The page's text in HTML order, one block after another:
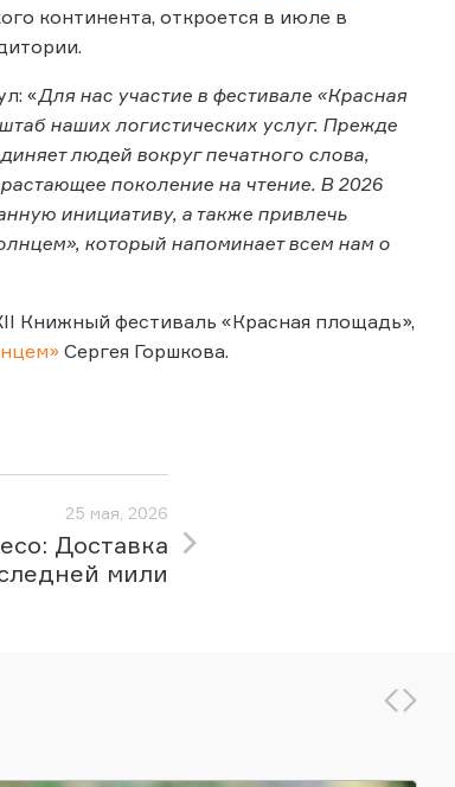
континента, откроется в июле в
«Для нас участие в фестивале «Красная
наших логистических услуг. Прежде
людей вокруг печатного слова,
поколение на чтение. В 2026
инициативу, а также привлечь
который напоминает всем нам о
Книжный фестиваль «Красная площадь»,
Сергея Горшкова.
25 мая, 2026
Доставка
мили